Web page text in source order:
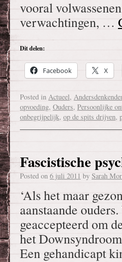
vooral
verwachtingen, …
Dit delen:
Facebook X
Posted in Actueel,
opvoeding, Ouders, Persoonlijke
onbegrijpelijk, op de spits drijven,
Fascistische
Posted on 6 juli 2011 by Sarah
‘Als het maar
aanstaande
geaccepteerd om
het
Een gehandicapt